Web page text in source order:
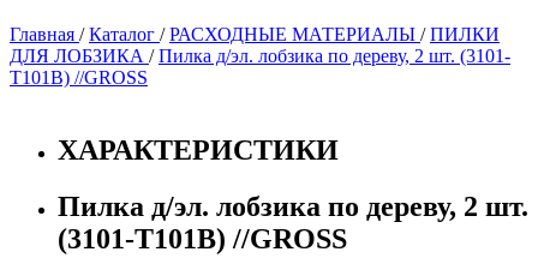
Главная /Каталог /РАСХОДНЫЕ МАТЕРИАЛЫ /ПИЛКИ
ДЛЯ ЛОБЗИКА /Пилка д/эл. лобзика по дереву, 2 шт. (3101-
Т101В) //GROSS
ХАРАКТЕРИСТИКИ
Пилка д/эл. лобзика по дереву, 2 шт.
(3101-Т101В) //GROSS